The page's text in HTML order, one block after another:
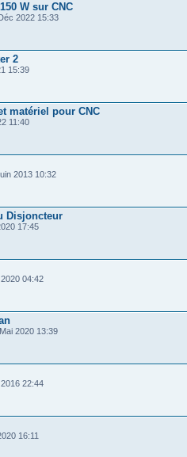
W sur CNC
2022 15:33
2
15:39
matériel pour CNC
11:40
2013 10:32
Disjoncteur
17:45
04:42
2020 13:39
22:44
16:11